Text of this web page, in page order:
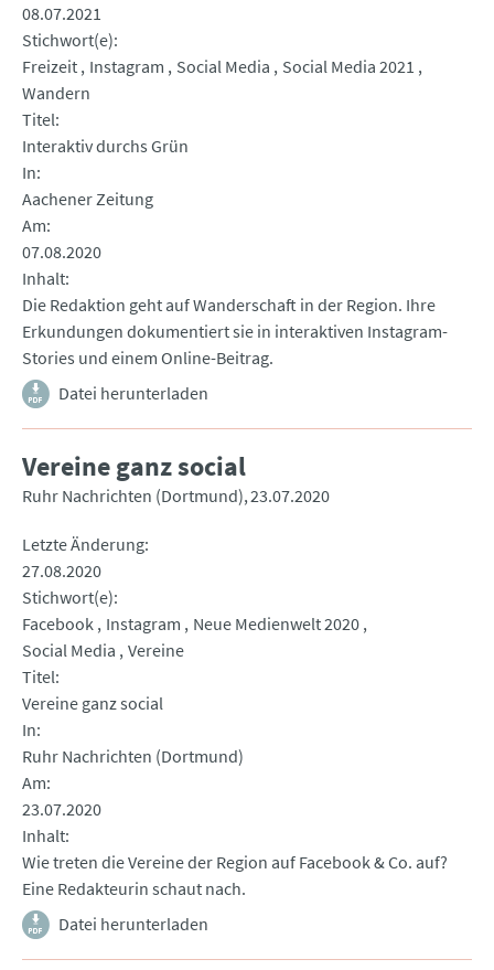
08.07.2021
Stichwort(e)
Freizeit Instagram Social Media
Social Media 2021
Wandern
Titel
Interaktiv durchs Grün
In
Aachener Zeitung
Am
07.08.2020
Inhalt
Die Redaktion geht auf Wanderschaft in der Region. Ihre
Erkundungen dokumentiert sie in interaktiven Instagram-
Stories und einem Online-Beitrag.
Datei herunterladen
Vereine ganz social
Ruhr Nachrichten (Dortmund) 23.07.2020
Letzte Änderung
27.08.2020
Stichwort(e)
Facebook Instagram
Neue Medienwelt 2020
Social Media Vereine
Titel
Vereine ganz social
In
Ruhr Nachrichten (Dortmund)
Am
23.07.2020
Inhalt
Wie treten die Vereine der Region auf Facebook & Co. auf?
Eine Redakteurin schaut nach.
Datei herunterladen